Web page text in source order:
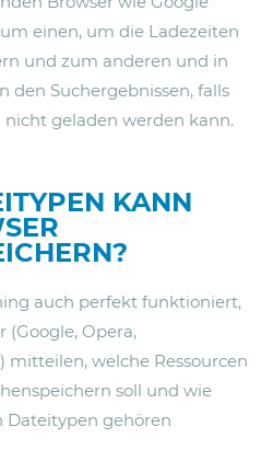
einen, um die Ladezeiten
und zum anderen und in
den Suchergebnissen, falls
geladen werden kann.
KANN
auch perfekt funktioniert,
(Google, Opera,
mitteilen, welche Ressourcen
soll und wie
Dateitypen gehören